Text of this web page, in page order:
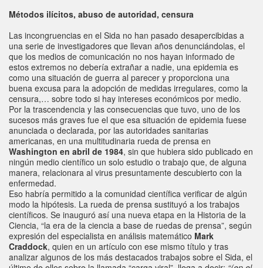
Métodos ilícitos, abuso de autoridad, censura
Las incongruencias en el Sida no han pasado desapercibidas a
una serie de investigadores que llevan años denunciándolas, el
que los medios de comunicación no nos hayan informado de
estos extremos no debería extrañar a nadie, una epidemia es
como una situación de guerra al parecer y proporciona una
buena excusa para la adopción de medidas irregulares, como la
censura,… sobre todo si hay intereses económicos por medio.
Por la trascendencia y las consecuencias que tuvo, uno de los
sucesos más graves fue el que esa situación de epidemia fuese
anunciada o declarada, por las autoridades sanitarias
americanas, en una multitudinaria rueda de prensa en
Washington en abril de 1984, sin que hubiera sido publicado en
ningún medio científico un solo estudio o trabajo que, de alguna
manera, relacionara al virus presuntamente descubierto con la
enfermedad.
Eso habría permitido a la comunidad científica verificar de algún
modo la hipótesis. La rueda de prensa sustituyó a los trabajos
científicos. Se inauguró así una nueva etapa en la Historia de la
Ciencia, “la era de la ciencia a base de ruedas de prensa”, según
expresión del especialista en análisis matemático Mark
Craddock, quien en un artículo con ese mismo título y tras
analizar algunos de los más destacados trabajos sobre el Sida, el